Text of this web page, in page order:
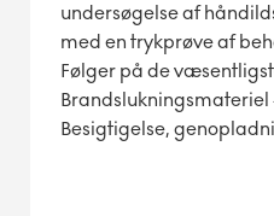
undersøgelse af
med en trykprøve af
Følger på de
Besigtigelse,